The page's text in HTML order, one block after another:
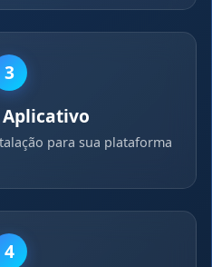
3
para sua plataforma
4